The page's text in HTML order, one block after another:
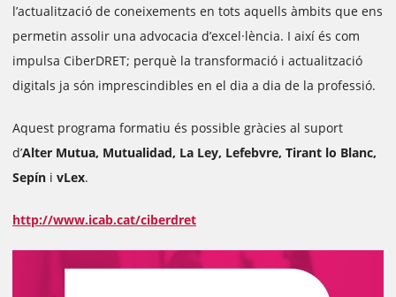
l’actualització de coneixements en tots aquells àmbits que ens
permetin assolir una advocacia d’excel·lència. I així és com
impulsa CiberDRET; perquè la transformació i actualització
digitals ja són imprescindibles en el dia a dia de la professió.
Aquest programa formatiu és possible gràcies al suport
d’Alter Mutua, Mutualidad, La Ley, Lefebvre, Tirant lo Blanc,
Sepín i vLex.
http://www.icab.cat/ciberdret